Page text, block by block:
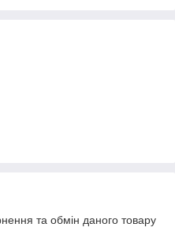
та обмін даного товару